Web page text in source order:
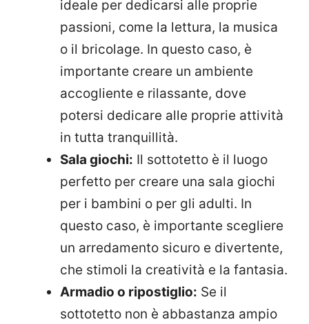
ideale per dedicarsi alle proprie
passioni, come la lettura, la musica
o il bricolage. In questo caso, è
importante creare un ambiente
accogliente e rilassante, dove
potersi dedicare alle proprie attività
in tutta tranquillità.
Sala giochi: Il sottotetto è il luogo
perfetto per creare una sala giochi
per i bambini o per gli adulti. In
questo caso, è importante scegliere
un arredamento sicuro e divertente,
che stimoli la creatività e la fantasia.
Armadio o ripostiglio: Se il
sottotetto non è abbastanza ampio